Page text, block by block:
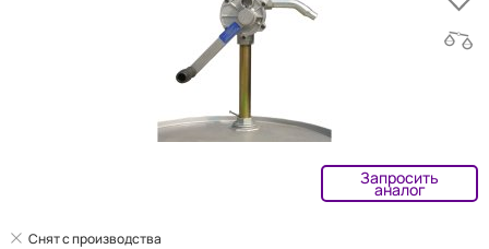
Запросить
аналог
Снят с производства